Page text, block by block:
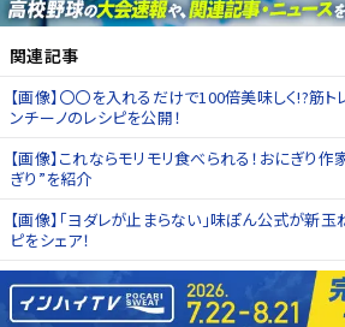
関連記事
【画像】〇〇を入れるだけで100倍美味しく!?筋
ンチーノのレシピを公開！
【画像】これならモリモリ食べられる！おにぎり
ぎり”を紹介
【画像】「ヨダレが止まらない」味ぽん公式が新
ピをシェア！